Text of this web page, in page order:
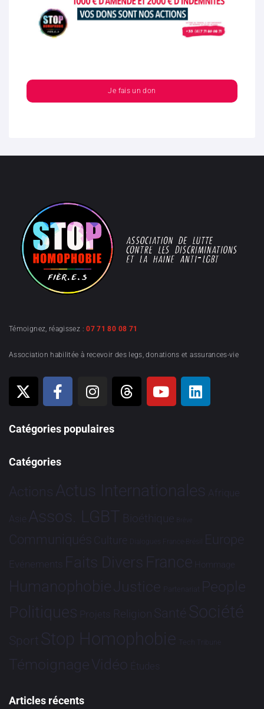
Je fais un don
Témoignez, réagissez :07 71 80 08 71
Association habilitée à recevoir des legs, donations et assurances-vie
Catégories populaires
Catégories
Actions Actus Internationales Afrique
Asie Assos. LGBT Bioéthique Brève
Communiqués Culture Dialogues France-Brésil Europe
Evénements Faits Divers France Hommage
HumanophobieJustice Partenariat People
Politiques Projets Religion Santé Société
Sport Stop Homophobie Tech Tribune
TémoignageVidéo Études
Articles récents